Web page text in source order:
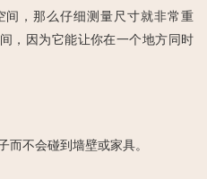
，那么仔细测量尺寸就非常重
，因为它能让你在一个地方同时
而不会碰到墙壁或家具。